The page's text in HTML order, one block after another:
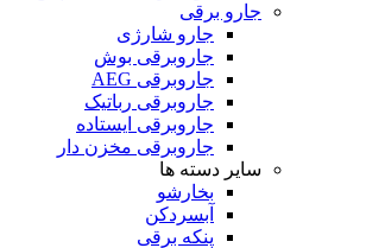
جارو برقی
جارو شارژی
جاروبرقی بوش
جاروبرقی AEG
جاروبرقی رباتیک
جاروبرقی ایستاده
جاروبرقی مخزن دار
سایر دسته ها
بخارشو
آبسردکن
پنکه برقی